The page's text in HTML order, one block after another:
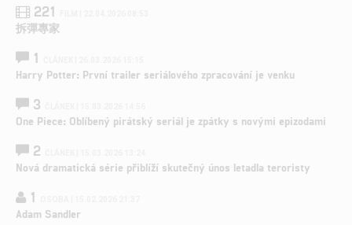
221
拆彈專家
1
Harry Potter: První trailer seriálového zpracování je venku
3
One Piece: Oblíbený pirátský seriál je zpátky s novými epizodami
2
Nová dramatická série přiblíží skutečný únos letadla teroristy
1
Adam Sandler